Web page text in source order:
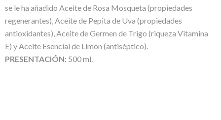
se le ha añadido Aceite de Rosa Mosqueta (propiedades
regenerantes), Aceite de Pepita de Uva (propiedades
antioxidantes), Aceite de Germen de Trigo (riqueza Vitamina
E) y Aceite Esencial de Limón (antiséptico).
PRESENTACIÓN: 500 ml.